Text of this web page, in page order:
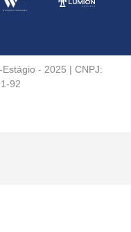
- 2025 | CNPJ:
92